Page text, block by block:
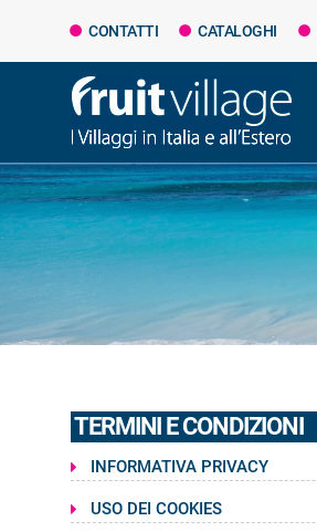
CONTATTI CATALOGHI
TERMINI E CONDIZIONI
INFORMATIVA PRIVACY
USO DEI COOKIES